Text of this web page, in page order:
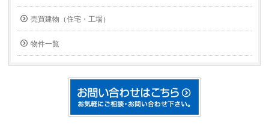
売買建物（住宅・工場）
物件一覧